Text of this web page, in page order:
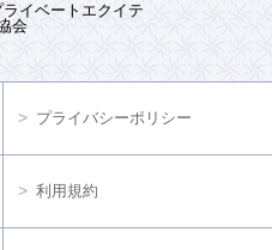
イベートエクイテ
会
プライバシーポリシー
利用規約